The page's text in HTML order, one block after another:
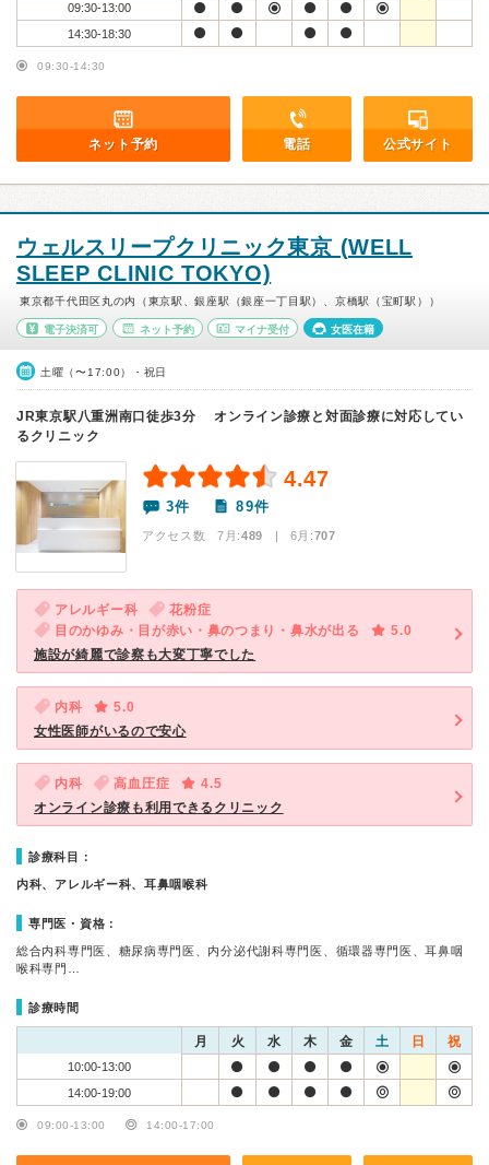
09:30-13:00
14:30-18:30
09:30-14:30
ネット予約 電話 公式サイト
ウェルスリープクリニック東京 (WELL
SLEEP CLINIC TOKYO)
東京都千代田区丸の内（東京駅、銀座駅（銀座一丁目駅）、京橋駅（宝町駅））
電子決済可 ネット予約 マイナ受付 女医在籍
土曜（〜17:00）・祝日
JR東京駅八重洲南口徒歩3分 オンライン診療と対面診療に対応してい
るクリニック
4.47
3件 89件
アクセス数 7月:489 | 6月:707
アレルギー科
花粉症
目のかゆみ・目が赤い・鼻のつまり・鼻水が出る
5.0
施設が綺麗で診察も大変丁寧でした
内科
5.0
女性医師がいるので安心
内科 高血圧症
4.5
オンライン診療も利用できるクリニック
診療科目：
内科、アレルギー科、耳鼻咽喉科
専門医・資格：
総合内科専門医、糖尿病専門医、内分泌代謝科専門医、循環器専門医、耳鼻咽
喉科専門…
診療時間
月 火 水 木 金 土 日 祝
10:00-13:00
14:00-19:00
09:00-13:00 14:00-17:00